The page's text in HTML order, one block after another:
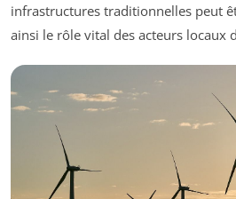
infrastructures traditionnelles peut
ainsi le rôle vital des acteurs locaux